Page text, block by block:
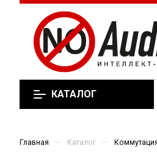
КАТАЛОГ
Главная — Каталог —